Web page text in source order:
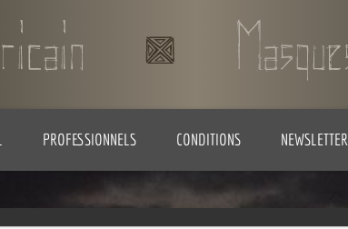
PROFESSIONNELS CONDITIONS NEWSLETTER